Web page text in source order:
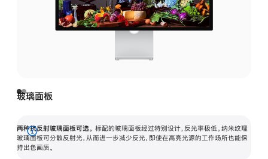
玻璃面板
两种抗反射玻璃面板可选。 标配的玻璃面板经过特别设计，反光率极低。纳米纹理
玻璃面板可分散反射光，从而进一步减少反光，即使在高亮光源的工作场所也能保
持出色画质。
展
开